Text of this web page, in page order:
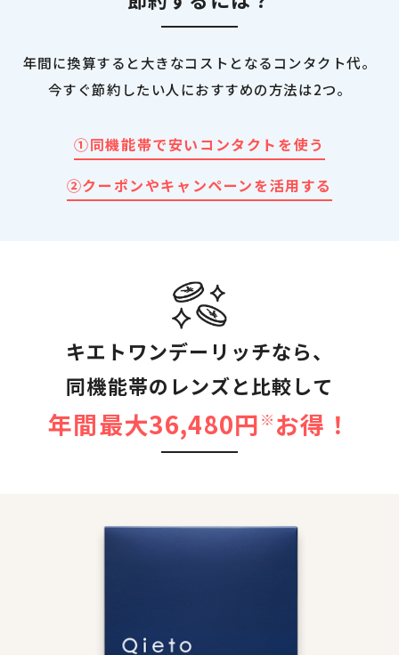
年間に換算すると大きなコストとなるコンタクト代。
今すぐ節約したい人におすすめの方法は2つ。
①同機能帯で安いコンタクトを使う
②クーポンやキャンペーンを活用する
キエトワンデーリッチなら、
同機能帯のレンズと比較して
年間最大36,480円 ※ お得！